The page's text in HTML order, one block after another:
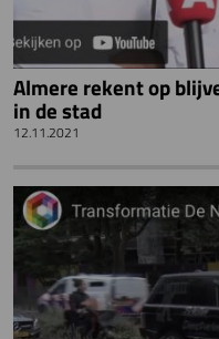
Almere rekent op
in de stad
12.11.2021